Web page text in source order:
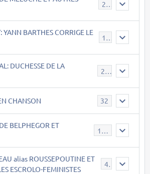
YANN BARTHES CORRIGE LE
DUCHESSE DE LA
CHANSON 32
BELPHEGOR ET
alias ROUSSEPOUTINE ET
ESCROLO-FEMINISTES
40